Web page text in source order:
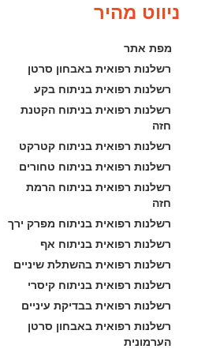
ניווט מהיר
מפת אתר
רשלנות רפואית באבחון סרטן
רשלנות רפואית בניתוח בקע
רשלנות רפואית בניתוח הקטנת
חזה
רשלנות רפואית בניתוח קטרקט
רשלנות רפואית בניתוח טחורים
רשלנות רפואית בניתוח הרמת
חזה
רשלנות רפואית בניתוח מפרק ירך
רשלנות רפואית בניתוח אף
רשלנות רפואית בהשתלת שיניים
רשלנות רפואית בניתוח קיסרי
רשלנות רפואית בבדיקת עיניים
רשלנות רפואית באבחון סרטן
הערמונית